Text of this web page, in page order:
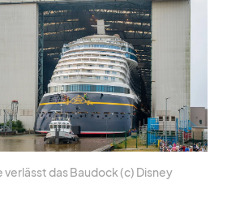
ver­lässt das Bau­dock (c) Dis­ney